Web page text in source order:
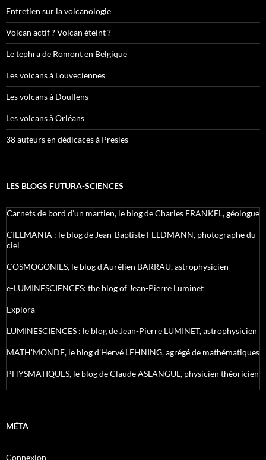
Entretien sur la volcanologie
Volcan actif ? Volcan éteint ?
Le tephra de Romont en Belgique
Les volcans à Louveciennes
Les volcans à Doullens
Les volcans à Orléans
38 auteurs en dédicaces à Presles
LES BLOGS FUTURA-SCIENCES
Carnets de bord d’un martien, le blog de Charles FRANKEL, géologue
CIELMANIA : le blog de Jean-Baptiste FELDMANN, photographe du
ciel
COSMOGONIES, le blog d'Aurélien BARRAU, astrophysicien
e-LUMINESCIENCES: the blog of Jean-Pierre Luminet
Explora
LUMINESCIENCES : le blog de Jean-Pierre LUMINET, astrophysicien
MATH'MONDE, le blog d'Hervé LEHNING, agrégé de mathématiques
PHYSMATIQUES, le blog de Claude ASLANGUL, physicien théoricien
MÉTA
Connexion